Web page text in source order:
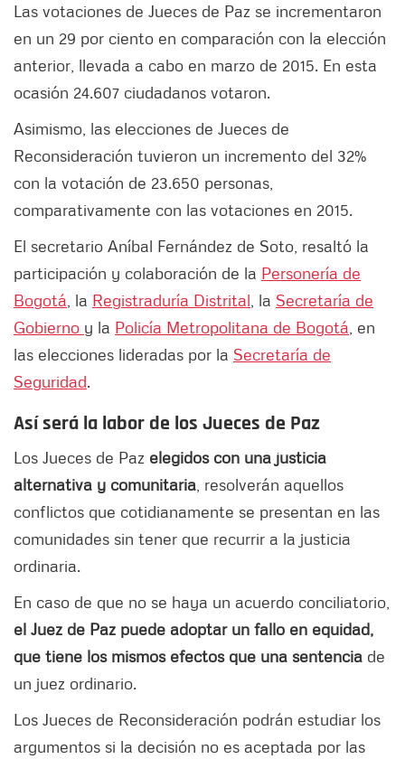
Las votaciones de Jueces de Paz se incrementaron
en un 29 por ciento en comparación con la elección
anterior, llevada a cabo en marzo de 2015. En esta
ocasión 24.607 ciudadanos votaron.
Asimismo, las elecciones de Jueces de
Reconsideración tuvieron un incremento del 32%
con la votación de 23.650 personas,
comparativamente con las votaciones en 2015.
El secretario Aníbal Fernández de Soto, resaltó la
participación y colaboración de la Personería de
Bogotá , la Registraduría Distrital , la Secretaría de
Gobierno y la Policía Metropolitana de Bogotá , en
las elecciones lideradas por la Secretaría de
Seguridad.
Así será la labor de los Jueces de Paz
Los Jueces de Paz elegidos con una justicia
alternativa y comunitaria , resolverán aquellos
conflictos que cotidianamente se presentan en las
comunidades sin tener que recurrir a la justicia
ordinaria.
En caso de que no se haya un acuerdo conciliatorio,
el Juez de Paz puede adoptar un fallo en equidad,
que tiene los mismos efectos que una sentencia de
un juez ordinario.
Los Jueces de Reconsideración podrán estudiar los
argumentos si la decisión no es aceptada por las